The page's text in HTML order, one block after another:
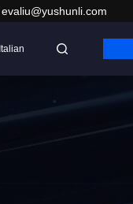
evaliu@yushunli.com
Italian